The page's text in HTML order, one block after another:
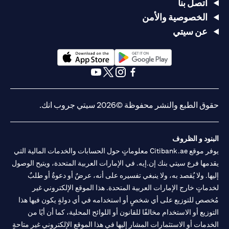
سعر
الدولار
الين
USD/JPY
في
يومًا التالية
التأثير
على
القرض
لا تأثير، لا
القرض
القرض من
الين الياباني
الدولار
105 لتحقيق
الربح، ويتم
إلغاء الأمر
الآخر (أمر
وقف
الخسارة عند
سعر
USD/JPY =
القرض من
الين الياباني
(JPY) إلى
الدولار
100 لوقف
الخسارة،
ويتم إلغاء
الأمر الآخر
(أمر جني
الأرباح عند
سعر
USD/JPY =
يتم تحويل
لأن
الطلب قد
انتهى
اتصل بنا
الخصوصية والأمن
عن سيتي
(opens in a new tab)
حقوق الطبع والنشر محفوظة ©2026 سيتي جروب انك.
البنود و الظروف
يوفر موقع Citibank.ae معلوماتٍ حول الحسابات والخدمات المالية التي
يقدمها فرع سيتي بنك إن.إيه. في الإمارات العربية المتحدة، ويتيح الوصول
إليها. ولا يُقصد به، ولا ينبغي تفسيره على أنه، عرضٌ أو دعوةٌ أو طلبٌ
لخدماتٍ خارج الإمارات العربية المتحدة. هذا الموقع الإلكتروني غير
مُخصص للتوزيع على أي شخصٍ أو استخدامه في أي دولةٍ يكون فيها هذا
التوزيع أو الاستخدام مخالفًا للقانون أو اللوائح المحلية، كما أن أيًا من
الخدمات أو الاستثمارات المشار إليها في هذا الموقع الإلكتروني غير متاحةٍ